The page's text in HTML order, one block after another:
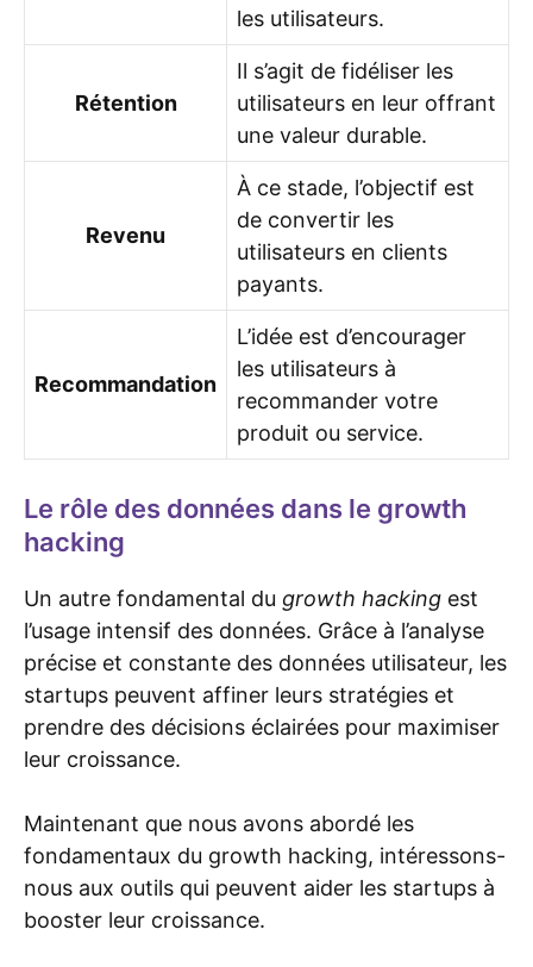
les utilisateurs.
Rétention
Il s’agit de fidéliser les
utilisateurs en leur offrant
une valeur durable.
Revenu
À ce stade, l’objectif est
de convertir les
utilisateurs en clients
payants.
Recommandation
L’idée est d’encourager
les utilisateurs à
recommander votre
produit ou service.
Le rôle des données dans le growth
hacking
Un autre fondamental du growth hacking est
l’usage intensif des données. Grâce à l’analyse
précise et constante des données utilisateur, les
startups peuvent affiner leurs stratégies et
prendre des décisions éclairées pour maximiser
leur croissance.
Maintenant que nous avons abordé les
fondamentaux du growth hacking, intéressons-
nous aux outils qui peuvent aider les startups à
booster leur croissance.